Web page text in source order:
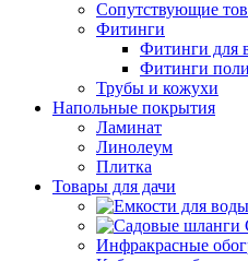
Сопутствующие
Фитинги
Фитинги для
Фитинги
Трубы и кожухи
Напольные покрытия
Ламинат
Линолеум
Плитка
Товары для дачи
Инфракрасные